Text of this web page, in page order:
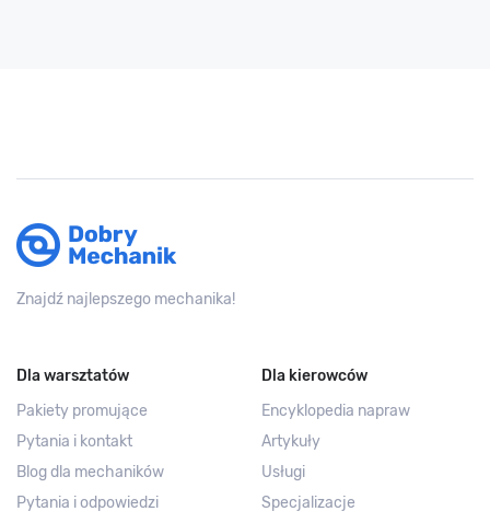
Znajdź najlepszego mechanika!
Dla warsztatów
Pakiety promujące
Pytania i kontakt
Blog dla mechaników
Pytania i odpowiedzi
Dla kierowców
Encyklopedia napraw
Artykuły
Usługi
Specjalizacje